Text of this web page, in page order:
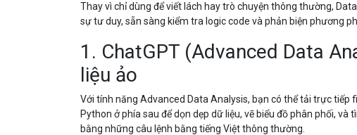
Thay vì chỉ dùng để viết lách hay trò chuyện thông thường,
sự tư duy, sẵn sàng kiểm tra logic code và phản biện phương
1. ChatGPT (Advanced Data
liệu ảo
Với tính năng Advanced Data Analysis, bạn có thể tải trực tiếp
Python ở phía sau để dọn dẹp dữ liệu, vẽ biểu đồ phân phối,
bằng những câu lệnh bằng tiếng Việt thông thường.